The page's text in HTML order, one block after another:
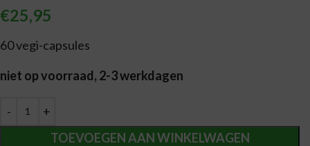
€25,95
60 vegi-capsules
niet op voorraad, 2-3 werkdagen
TOEVOEGEN AAN WINKELWAGEN
Alternative: